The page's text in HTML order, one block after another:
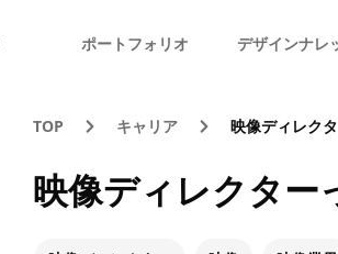
ポートフォリオ デザインナレ
TOP キャリア 映像ディレク
映像ディレクター